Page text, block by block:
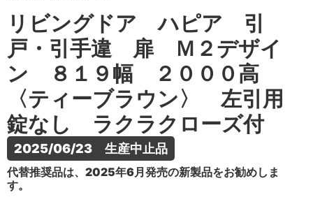
リビングドア ハピア 引
戸・引手違 扉 Ｍ２デザイ
ン ８１９幅 ２０００高
〈ティーブラウン〉 左引用
錠なし ラクラクローズ付
2025/06/23　生産中止品
代替推奨品は、2025年6月発売の新製品をお勧めしま
す。